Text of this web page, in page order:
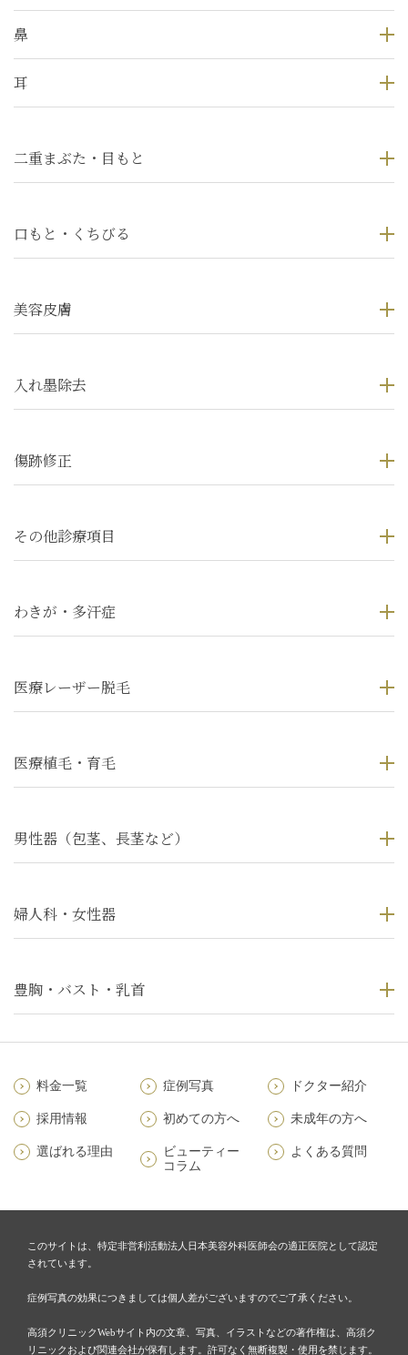
鼻
耳
二重まぶた・目もと
口もと・くちびる
美容皮膚
入れ墨除去
傷跡修正
その他診療項目
わきが・多汗症
医療レーザー脱毛
医療植毛・育毛
男性器（包茎、長茎など）
婦人科・女性器
豊胸・バスト・乳首
料金一覧 症例写真 ドクター紹介
採用情報 初めての方へ 未成年の方へ
選ばれる理由
ビューティー
コラム
よくある質問
このサイトは、特定非営利活動法人日本美容外科医師会の適正医院として認定
されています。
症例写真の効果につきましては個人差がございますのでご了承ください。
高須クリニックWebサイト内の文章、写真、イラストなどの著作権は、高須ク
リニックおよび関連会社が保有します。許可なく無断複製・使用を禁じます。